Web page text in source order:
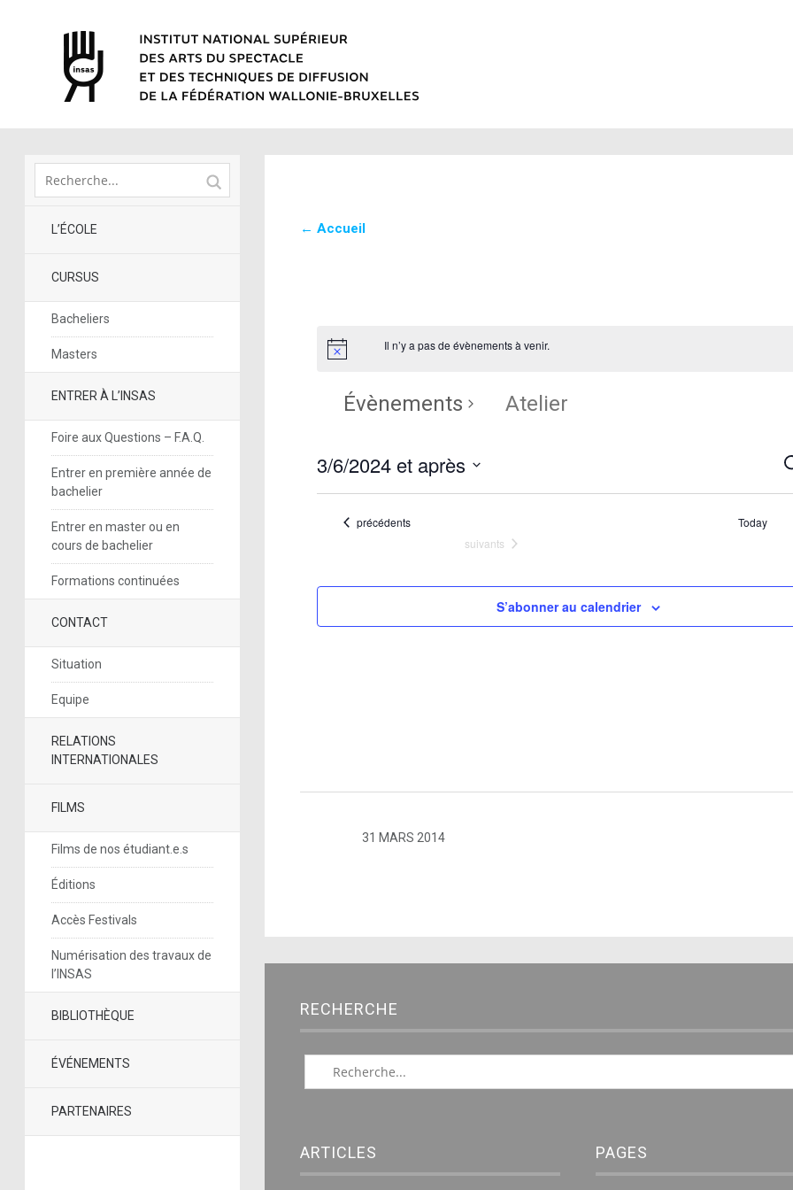
L’ÉCOLE
CURSUS
Bacheliers
Masters
ENTRER À L’INSAS
Foire aux Questions – F.A.Q.
Entrer en première année de
bachelier
Entrer en master ou en
cours de bachelier
Formations continuées
CONTACT
Situation
Equipe
RELATIONS
INTERNATIONALES
FILMS
Films de nos étudiant.e.s
Éditions
Accès Festivals
Numérisation des travaux de
l’INSAS
BIBLIOTHÈQUE
ÉVÉNEMENTS
PARTENAIRES
← Accueil
Il n’y a pas de évènements à venir.
Évènements Atelier
3/6/2024 et après
date.
Évènements
précédents
Today
Évènements
suivants
S’abonner au calendrier
31 MARS 2014
RECHERCHE
ARTICLES PAGES